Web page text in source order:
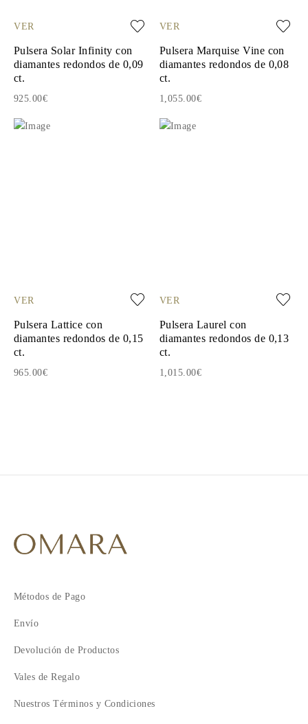
VER
Pulsera Solar Infinity con
diamantes redondos de 0,09
ct.
925.00€
VER
Pulsera Marquise Vine con
diamantes redondos de 0,08
ct.
1,055.00€
VER
Pulsera Lattice con
diamantes redondos de 0,15
ct.
965.00€
VER
Pulsera Laurel con
diamantes redondos de 0,13
ct.
1,015.00€
Métodos de Pago
Envío
Devolución de Productos
Vales de Regalo
Nuestros Términos y Condiciones